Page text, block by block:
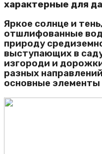
характерные для
Яркое солнце и
отшлифованные
природу
выступающих в
изгороди и
разных
основные